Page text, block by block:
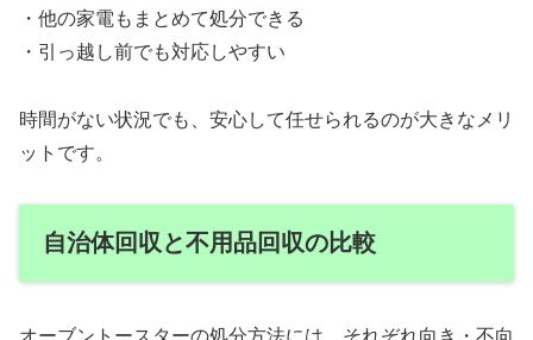
・他の家電もまとめて処分できる
・引っ越し前でも対応しやすい
時間がない状況でも、安心して任せられるのが大きなメリ
ットです。
自治体回収と不用品回収の比較